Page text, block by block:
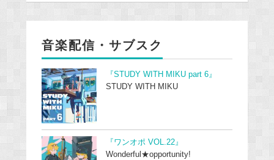
音楽配信・サブスク
『STUDY WITH MIKU part 6』
STUDY WITH MIKU
『ワンオポ VOL.22』
Wonderful★opportunity!